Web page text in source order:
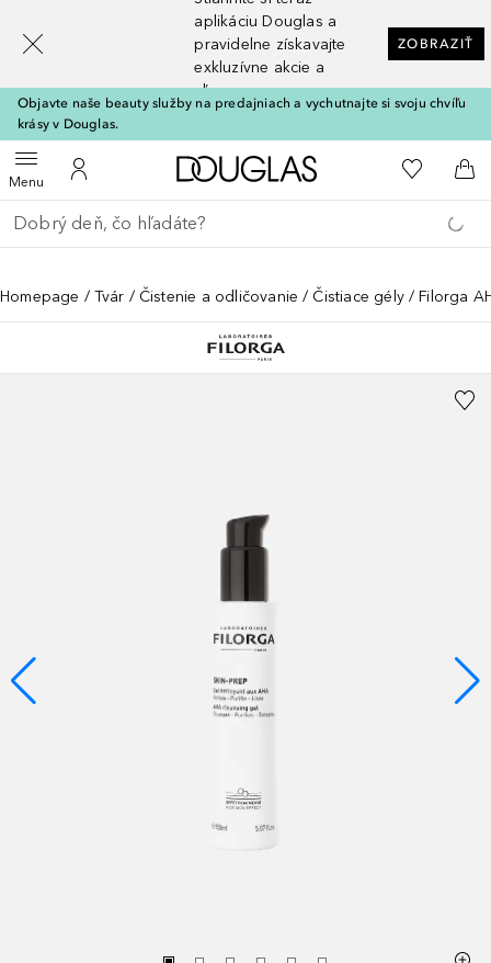
aplikáciu Douglas a
pravidelne získavajte
exkluzívne akcie a
zľavy
ZOBRAZIŤ
Objavte naše beauty služby na predajniach a vychutnajte si svoju chvíľu
krásy v Douglas.
MenuOtvoriť menuDo môjho účtu
Domov Do môjho
Do
Choď späť
Vykonajte vyhľadávanie
Homepage Tvár Čistenie a odličovanie Čistiace gély Filorga
[navigation.slideout.screenreader]